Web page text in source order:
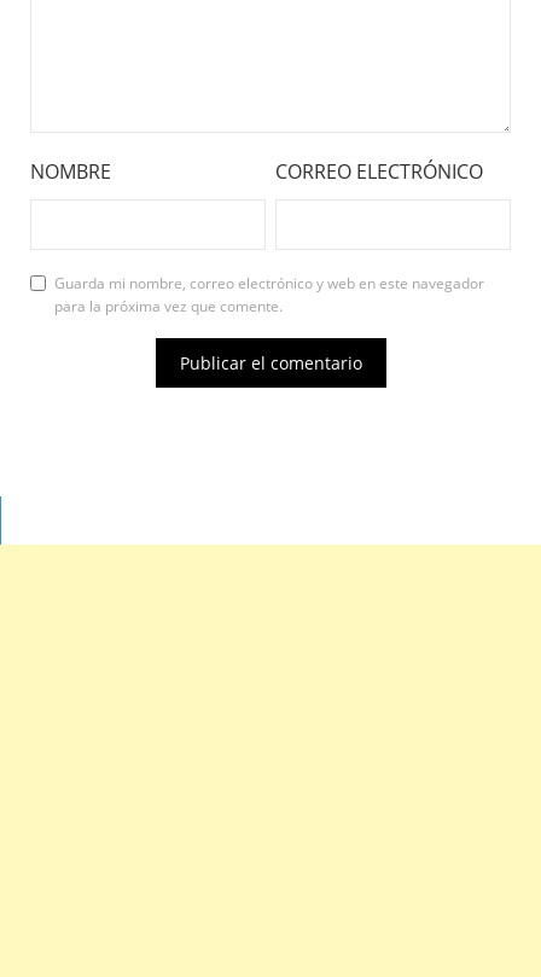
NOMBRE CORREO ELECTRÓNICO
Guarda mi nombre, correo electrónico y web en este navegador
para la próxima vez que comente.